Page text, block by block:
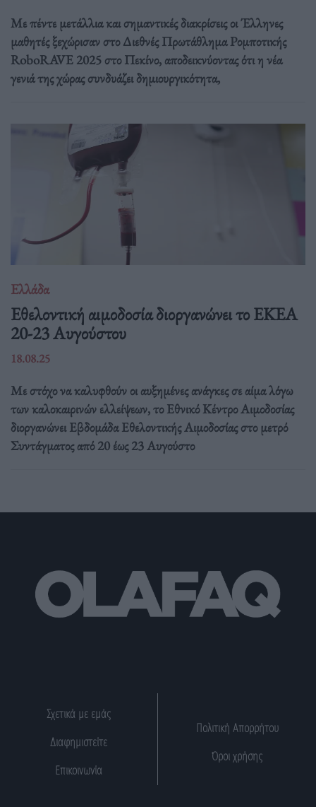
Με πέντε μετάλλια και σημαντικές διακρίσεις οι Έλληνες
μαθητές ξεχώρισαν στο Διεθνές Πρωτάθλημα Ρομποτικής
RoboRAVE 2025 στο Πεκίνο, αποδεικνύοντας ότι η νέα
γενιά της χώρας συνδυάζει δημιουργικότητα,
Ελλάδα
Eθελοντική αιμοδοσία διοργανώνει το ΕΚΕΑ
20-23 Αυγούστου
18.08.25
Με στόχο να καλυφθούν οι αυξημένες ανάγκες σε αίμα λόγω
των καλοκαιρινών ελλείψεων, το Εθνικό Κέντρο Αιμοδοσίας
διοργανώνει Εβδομάδα Εθελοντικής Αιμοδοσίας στο μετρό
Συντάγματος από 20 έως 23 Αυγούστο
Σχετικά με εμάς
Διαφημιστείτε
Επικοινωνία
Πολιτική Απορρήτου
Όροι χρήσης